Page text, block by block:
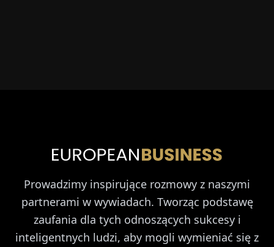
Prowadzimy inspirujące rozmowy z naszymi
partnerami w wywiadach. Tworząc podstawę
zaufania dla tych odnoszących sukcesy i
inteligentnych ludzi, aby mogli wymieniać się z